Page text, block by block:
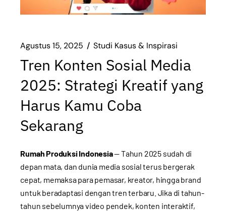
Agustus 15, 2025 Studi Kasus & Inspirasi
Tren Konten Sosial Media
2025: Strategi Kreatif yang
Harus Kamu Coba
Sekarang
Rumah Produksi Indonesia— Tahun 2025 sudah di
depan mata, dan dunia media sosial terus bergerak
cepat, memaksa para pemasar, kreator, hingga brand
untuk beradaptasi dengan tren terbaru. Jika di tahun-
tahun sebelumnya video pendek, konten interaktif,